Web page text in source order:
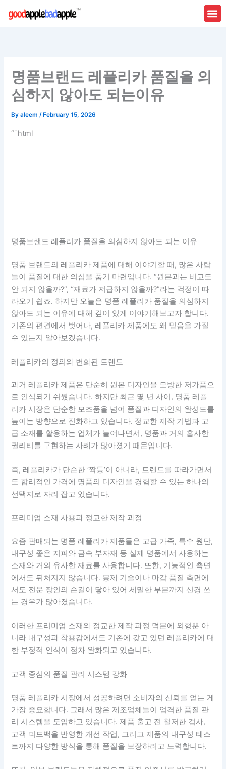
명품브랜드 레플리카 품질을 의
심하지 않아도 되는이유
Byaleem/ February 15, 2026
“`html
명품브랜드 레플리카 품질을 의심하지 않아도 되는 이유
명품 브랜드의 레플리카 제품에 대해 이야기할 때, 많은 사람
들이 품질에 대한 의심을 품기 마련입니다. “원본과는 비교도
안 되지 않을까?”, “재료가 저급하지 않을까?”라는 걱정이 따
라오기 쉽죠. 하지만 오늘은 명품 레플리카 품질을 의심하지
않아도 되는 이유에 대해 깊이 있게 이야기해보고자 합니다.
기존의 편견에서 벗어나, 레플리카 제품에도 왜 믿음을 가질
수 있는지 알아보겠습니다.
레플리카의 정의와 변화된 트렌드
과거 레플리카 제품은 단순히 원본 디자인을 모방한 저가품으
로 인식되기 쉬웠습니다. 하지만 최근 몇 년 사이, 명품 레플
리카 시장은 단순한 모조품을 넘어 품질과 디자인의 완성도를
높이는 방향으로 진화하고 있습니다. 정교한 제작 기법과 고
급 소재를 활용하는 업체가 늘어나면서, 명품과 거의 흡사한
퀄리티를 구현하는 사례가 많아졌기 때문입니다.
즉, 레플리카가 단순한 ‘짝퉁’이 아니라, 트렌드를 따라가면서
도 합리적인 가격에 명품의 디자인을 경험할 수 있는 하나의
선택지로 자리 잡고 있습니다.
프리미엄 소재 사용과 정교한 제작 과정
요즘 판매되는 명품 레플리카 제품들은 고급 가죽, 특수 원단,
내구성 좋은 지퍼와 금속 부자재 등 실제 명품에서 사용하는
소재와 거의 유사한 재료를 사용합니다. 또한, 기능적인 측면
에서도 뒤처지지 않습니다. 봉제 기술이나 마감 품질 측면에
서도 전문 장인의 손길이 닿아 있어 세밀한 부분까지 신경 쓰
는 경우가 많아졌습니다.
이러한 프리미엄 소재와 정교한 제작 과정 덕분에 외형뿐 아
니라 내구성과 착용감에서도 기존에 갖고 있던 레플리카에 대
한 부정적 인식이 점차 완화되고 있습니다.
고객 중심의 품질 관리 시스템 강화
명품 레플리카 시장에서 성공하려면 소비자의 신뢰를 얻는 게
가장 중요합니다. 그래서 많은 제조업체들이 엄격한 품질 관
리 시스템을 도입하고 있습니다. 제품 출고 전 철저한 검사,
고객 피드백을 반영한 개선 작업, 그리고 제품의 내구성 테스
트까지 다양한 방식을 통해 품질을 보장하려고 노력합니다.